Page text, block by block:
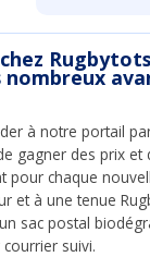
à notre portail
gagner des prix et
pour chaque
et à une tenue
sac postal
suivi.